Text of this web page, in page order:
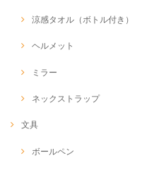
涼感タオル（ボトル付き）
ヘルメット
ミラー
ネックストラップ
文具
ボールペン